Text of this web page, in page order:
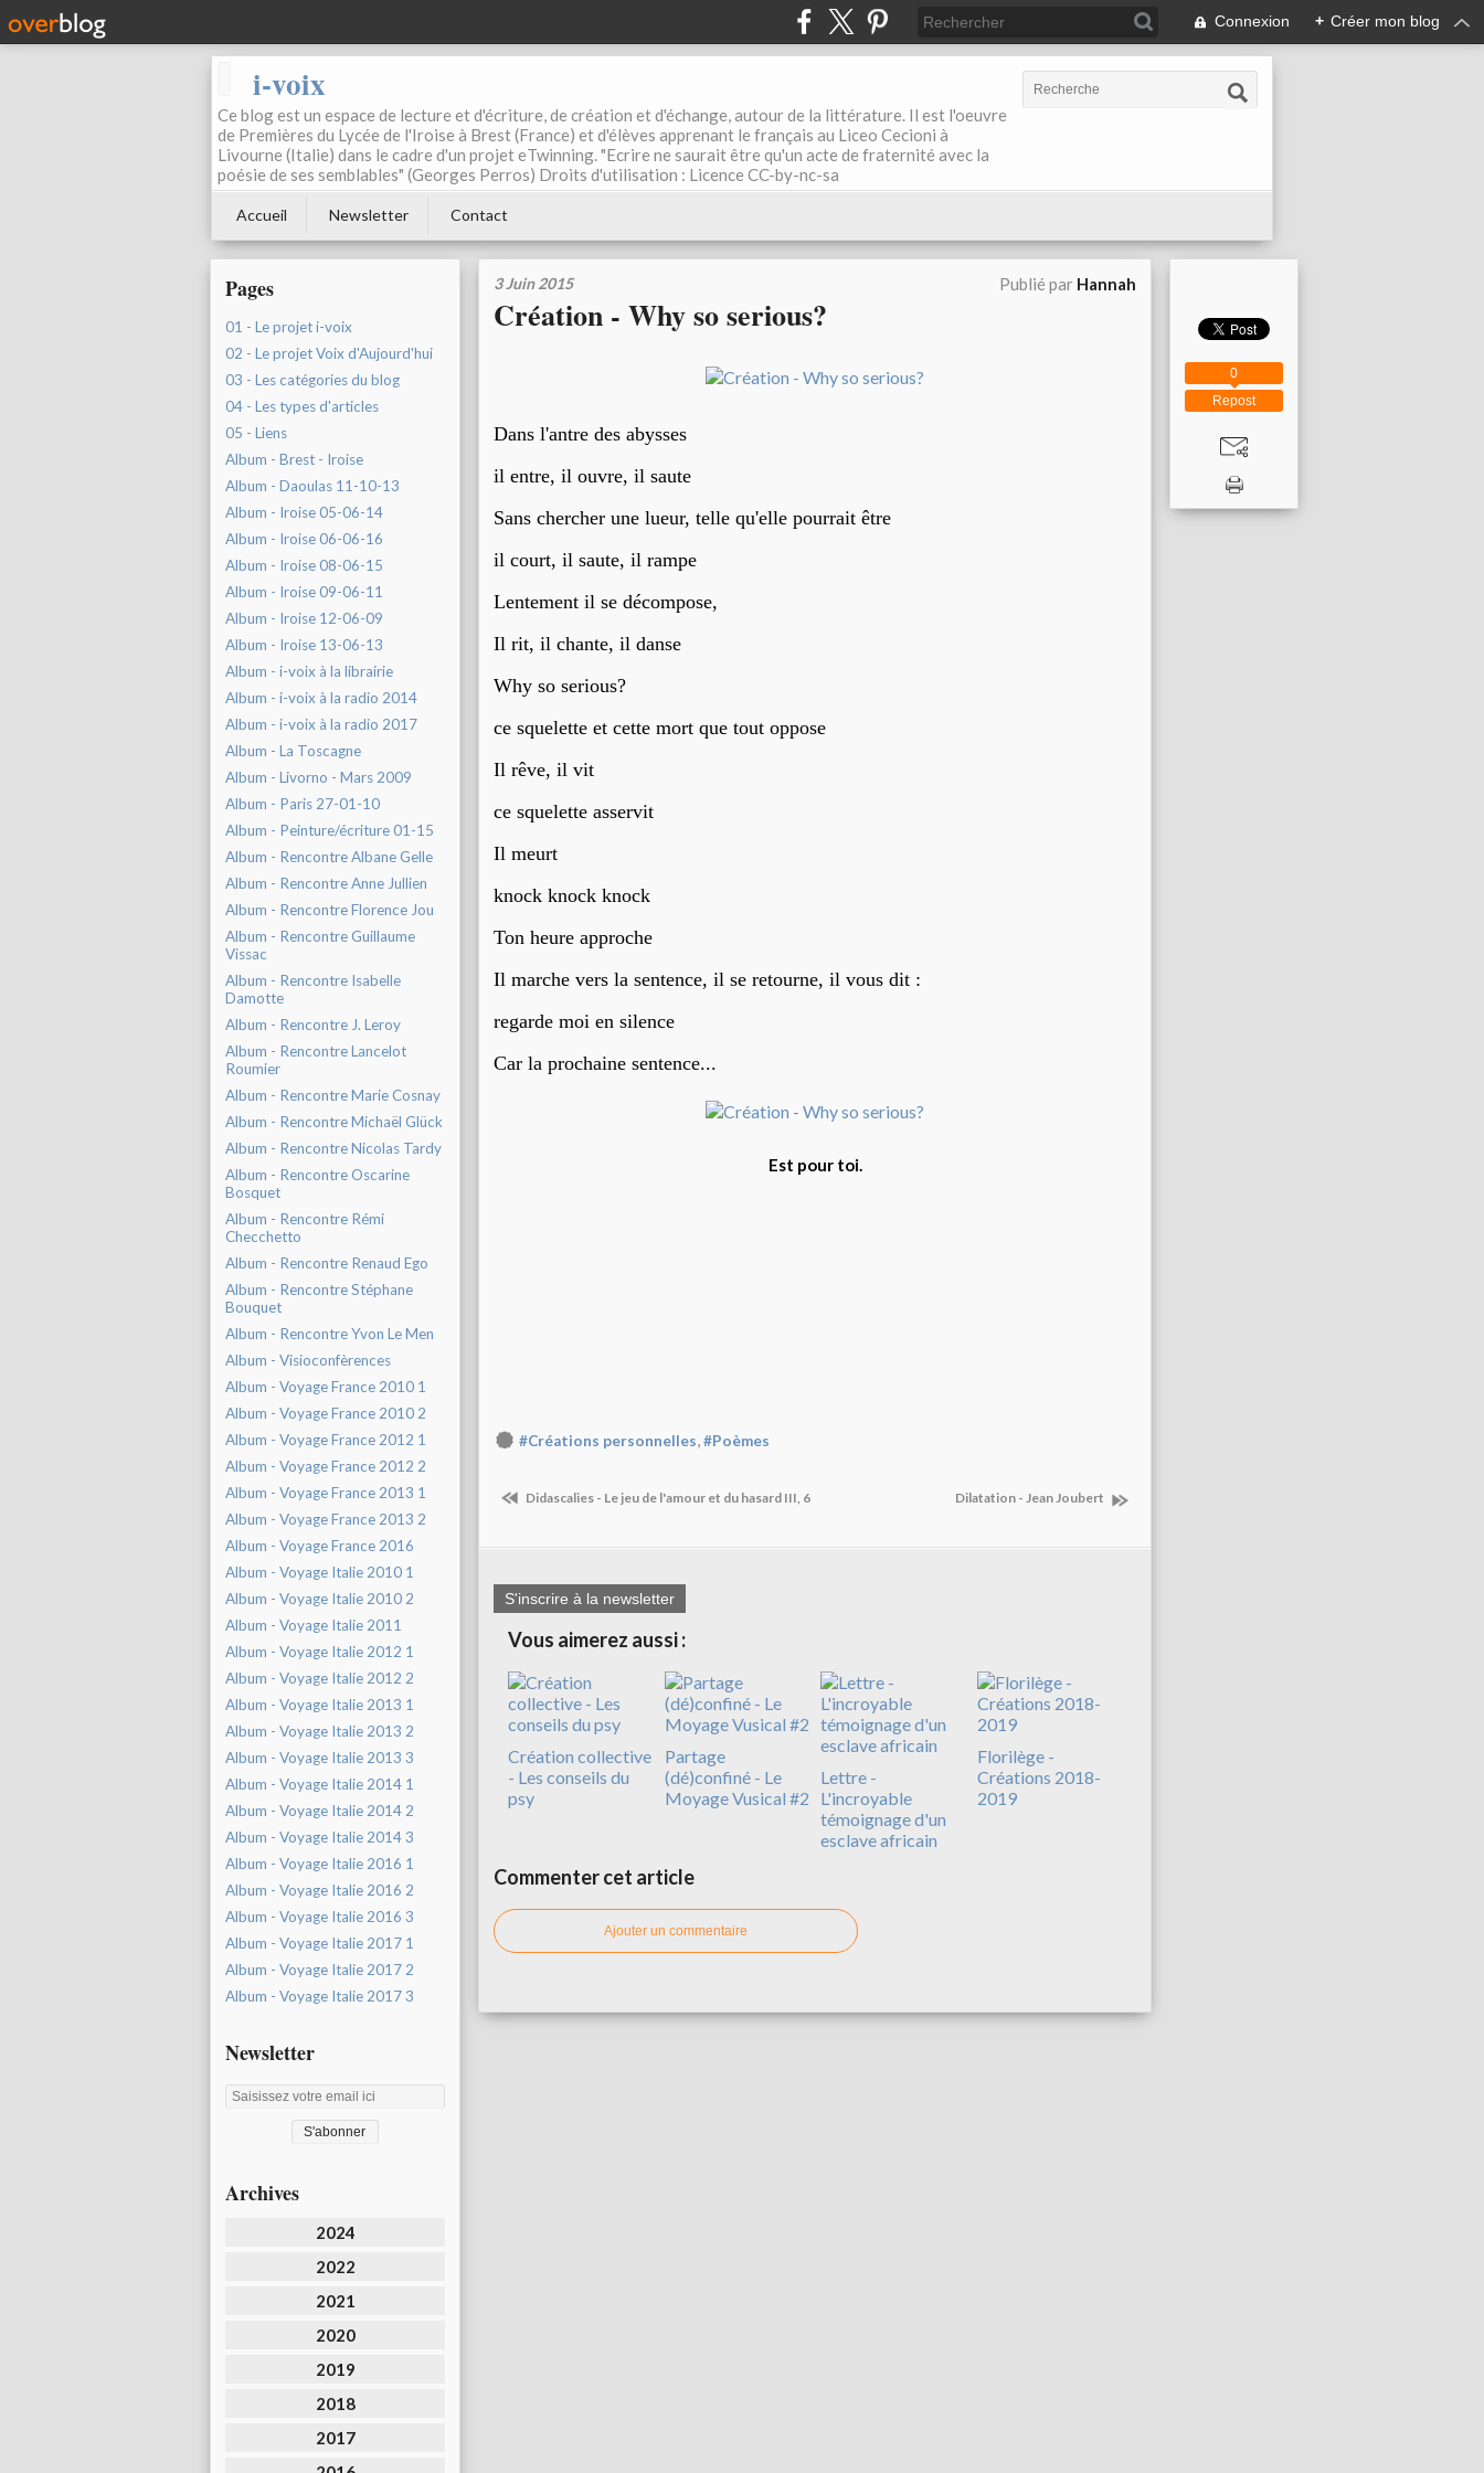
Connexion + Créer mon blog
i-voix
Ce blog est un espace de lecture et d'écriture, de création et d'échange, autour de la littérature. Il est l'oeuvre
de Premières du Lycée de l'Iroise à Brest (France) et d'élèves apprenant le français au Liceo Cecioni à
Livourne (Italie) dans le cadre d'un projet eTwinning. "Ecrire ne saurait être qu'un acte de fraternité avec la
poésie de ses semblables" (Georges Perros) Droits d'utilisation : Licence CC-by-nc-sa
Accueil Newsletter Contact
Pages
01 - Le projet i-voix
02 - Le projet Voix d'Aujourd'hui
03 - Les catégories du blog
04 - Les types d'articles
05 - Liens
Album - Brest - Iroise
Album - Daoulas 11-10-13
Album - Iroise 05-06-14
Album - Iroise 06-06-16
Album - Iroise 08-06-15
Album - Iroise 09-06-11
Album - Iroise 12-06-09
Album - Iroise 13-06-13
Album - i-voix à la librairie
Album - i-voix à la radio 2014
Album - i-voix à la radio 2017
Album - La Toscagne
Album - Livorno - Mars 2009
Album - Paris 27-01-10
Album - Peinture/écriture 01-15
Album - Rencontre Albane Gelle
Album - Rencontre Anne Jullien
Album - Rencontre Florence Jou
Album - Rencontre Guillaume
Vissac
Album - Rencontre Isabelle
Damotte
Album - Rencontre J. Leroy
Album - Rencontre Lancelot
Roumier
Album - Rencontre Marie Cosnay
Album - Rencontre Michaël Glück
Album - Rencontre Nicolas Tardy
Album - Rencontre Oscarine
Bosquet
Album - Rencontre Rémi
Checchetto
Album - Rencontre Renaud Ego
Album - Rencontre Stéphane
Bouquet
Album - Rencontre Yvon Le Men
Album - Visioconfèrences
Album - Voyage France 2010 1
Album - Voyage France 2010 2
Album - Voyage France 2012 1
Album - Voyage France 2012 2
Album - Voyage France 2013 1
Album - Voyage France 2013 2
Album - Voyage France 2016
Album - Voyage Italie 2010 1
Album - Voyage Italie 2010 2
Album - Voyage Italie 2011
Album - Voyage Italie 2012 1
Album - Voyage Italie 2012 2
Album - Voyage Italie 2013 1
Album - Voyage Italie 2013 2
Album - Voyage Italie 2013 3
Album - Voyage Italie 2014 1
Album - Voyage Italie 2014 2
Album - Voyage Italie 2014 3
Album - Voyage Italie 2016 1
Album - Voyage Italie 2016 2
Album - Voyage Italie 2016 3
Album - Voyage Italie 2017 1
Album - Voyage Italie 2017 2
Album - Voyage Italie 2017 3
Newsletter
Archives
2024
2022
2021
2020
2019
2018
2017
3 Juin 2015 Publié par Hannah
Création - Why so serious?
Dans l'antre des abysses
il entre, il ouvre, il saute
Sans chercher une lueur, telle qu'elle pourrait être
il court, il saute, il rampe
Lentement il se décompose,
Il rit, il chante, il danse
Why so serious?
ce squelette et cette mort que tout oppose
Il rêve, il vit
ce squelette asservit
Il meurt
knock knock knock
Ton heure approche
Il marche vers la sentence, il se retourne, il vous dit :
regarde moi en silence
Car la prochaine sentence...
Est pour toi.
#Créations personnelles,#Poèmes
Didascalies - Le jeu de l'amour et du hasard III, 6 Dilatation - Jean Joubert
S'inscrire à la newsletter
Vous aimerez aussi :
Création collective
- Les conseils du
psy
Partage
(dé)confiné - Le
Moyage Vusical #2
Lettre -
L'incroyable
témoignage d'un
esclave africain
Florilège -
Créations 2018-
2019
Commenter cet article
Ajouter un commentaire
Repost
0